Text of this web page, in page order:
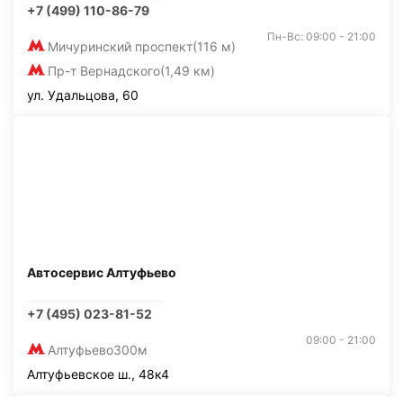
+7 (499) 110-86-79
Мичуринский проспект(116 м)
Пр-т Вернадского(1,49 км)
Пн-Вс: 09:00 - 21:00
ул. Удальцова, 60
Автосервис Алтуфьево
+7 (495) 023-81-52
Алтуфьево300м
09:00 - 21:00
Алтуфьевское ш., 48к4